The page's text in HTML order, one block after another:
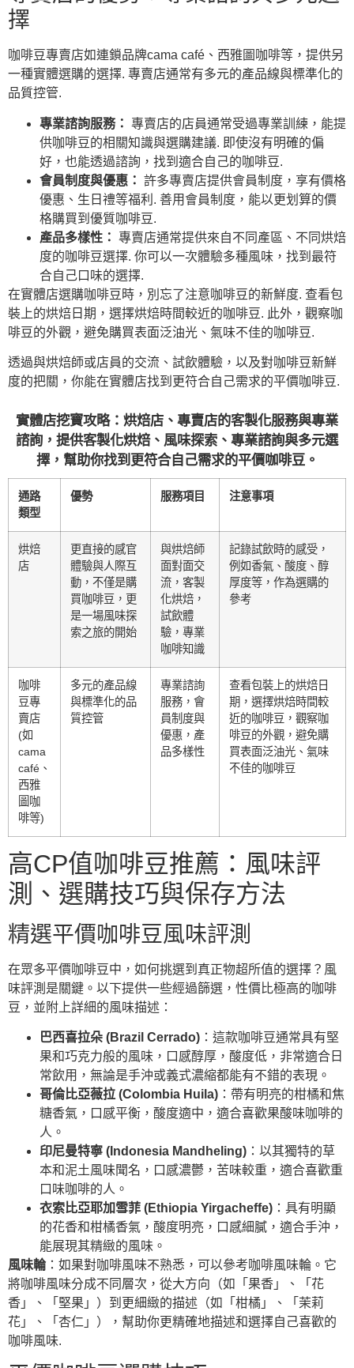
擇
咖啡豆專賣店如連鎖品牌cama café、西雅圖咖啡等，提供另
一種實體選購的選擇. 專賣店通常有多元的產品線與標準化的
品質控管.
專業諮詢服務： 專賣店的店員通常受過專業訓練，能提
供咖啡豆的相關知識與選購建議. 即使沒有明確的偏
好，也能透過諮詢，找到適合自己的咖啡豆.
會員制度與優惠： 許多專賣店提供會員制度，享有價格
優惠、生日禮等福利. 善用會員制度，能以更划算的價
格購買到優質咖啡豆.
產品多樣性： 專賣店通常提供來自不同產區、不同烘焙
度的咖啡豆選擇. 你可以一次體驗多種風味，找到最符
合自己口味的選擇.
在實體店選購咖啡豆時，別忘了注意咖啡豆的新鮮度. 查看包
裝上的烘焙日期，選擇烘焙時間較近的咖啡豆. 此外，觀察咖
啡豆的外觀，避免購買表面泛油光、氣味不佳的咖啡豆.
透過與烘焙師或店員的交流、試飲體驗，以及對咖啡豆新鮮
度的把關，你能在實體店找到更符合自己需求的平價咖啡豆.
實體店挖寶攻略：烘焙店、專賣店的客製化服務與專業
諮詢，提供客製化烘焙、風味探索、專業諮詢與多元選
擇，幫助你找到更符合自己需求的平價咖啡豆。
通路
類型
優勢 服務項目 注意事項
烘焙
店
更直接的感官
體驗與人際互
動，不僅是購
買咖啡豆，更
是一場風味探
索之旅的開始
與烘焙師
面對面交
流，客製
化烘焙，
試飲體
驗，專業
咖啡知識
記錄試飲時的感受，
例如香氣、酸度、醇
厚度等，作為選購的
參考
咖啡
豆專
賣店
(如
cama
café、
西雅
圖咖
啡等)
多元的產品線
與標準化的品
質控管
專業諮詢
服務，會
員制度與
優惠，產
品多樣性
查看包裝上的烘焙日
期，選擇烘焙時間較
近的咖啡豆，觀察咖
啡豆的外觀，避免購
買表面泛油光、氣味
不佳的咖啡豆
高CP值咖啡豆推薦：風味評
測、選購技巧與保存方法
精選平價咖啡豆風味評測
在眾多平價咖啡豆中，如何挑選到真正物超所值的選擇？風
味評測是關鍵。以下提供一些經過篩選，性價比極高的咖啡
豆，並附上詳細的風味描述：
巴西喜拉朵 (Brazil Cerrado) ：這款咖啡豆通常具有堅
果和巧克力般的風味，口感醇厚，酸度低，非常適合日
常飲用，無論是手沖或義式濃縮都能有不錯的表現。
哥倫比亞薇拉 (Colombia Huila) ：帶有明亮的柑橘和焦
糖香氣，口感平衡，酸度適中，適合喜歡果酸味咖啡的
人。
印尼曼特寧 (Indonesia Mandheling) ：以其獨特的草
本和泥土風味聞名，口感濃鬱，苦味較重，適合喜歡重
口味咖啡的人。
衣索比亞耶加雪菲 (Ethiopia Yirgacheffe) ：具有明顯
的花香和柑橘香氣，酸度明亮，口感細膩，適合手沖，
能展現其精緻的風味。
風味輪：如果對咖啡風味不熟悉，可以參考咖啡風味輪。它
將咖啡風味分成不同層次，從大方向（如「果香」、「花
香」、「堅果」）到更細緻的描述（如「柑橘」、「茉莉
花」、「杏仁」），幫助你更精確地描述和選擇自己喜歡的
咖啡風味.